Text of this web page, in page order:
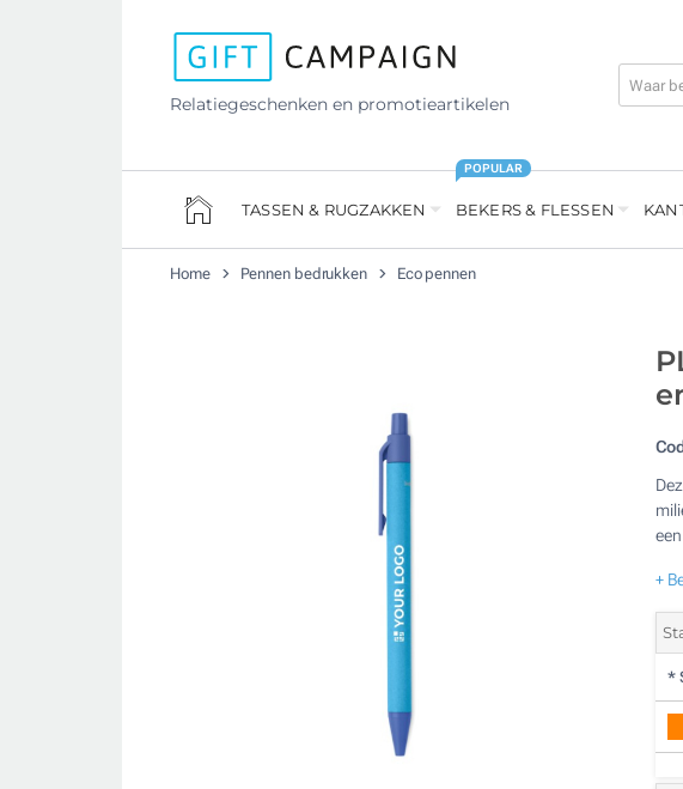
Relatiegeschenken en promotieartikelen
TASSEN & RUGZAKKEN BEKERS & FLESSEN
POPULAR
Home Pennen bedrukken Eco pennen
+
*